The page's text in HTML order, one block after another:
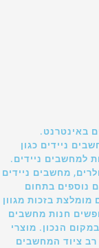
באינטרנט.
ניידים כגון
למחשבים ניידים.
מחשבים ניידים
נוספים בתחום
בזכות מגוון
חנות מחשבים
הנכון. מוצרי
רב ציוד המחשבים